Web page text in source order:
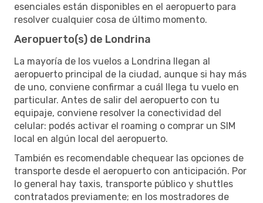
esenciales están disponibles en el aeropuerto para
resolver cualquier cosa de último momento.
Aeropuerto(s) de Londrina
La mayoría de los vuelos a Londrina llegan al
aeropuerto principal de la ciudad, aunque si hay más
de uno, conviene confirmar a cuál llega tu vuelo en
particular. Antes de salir del aeropuerto con tu
equipaje, conviene resolver la conectividad del
celular: podés activar el roaming o comprar un SIM
local en algún local del aeropuerto.
También es recomendable chequear las opciones de
transporte desde el aeropuerto con anticipación. Por
lo general hay taxis, transporte público y shuttles
contratados previamente; en los mostradores de